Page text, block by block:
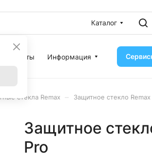
Каталог
Контакты Информация
стекла Remax Защитное стекло
Защитное
Pro